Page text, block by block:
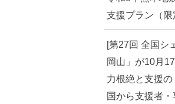
支援プラン（限
[第27回 全国シ
岡山」が10月
力根絶と支援
国から支援者